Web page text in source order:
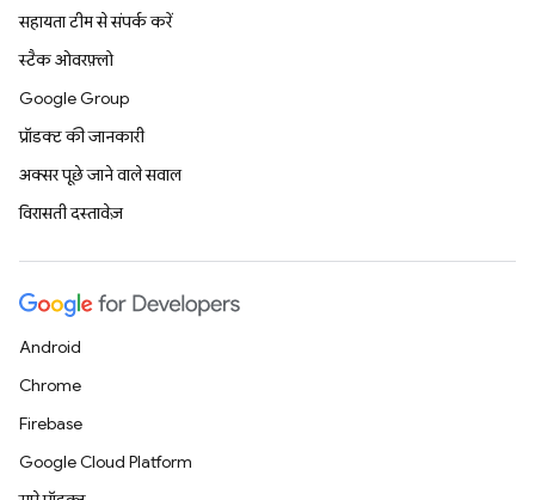
सहायता टीम से संपर्क करें
स्टैक ओवरफ़्लो
Google Group
प्रॉडक्ट की जानकारी
अक्सर पूछे जाने वाले सवाल
विरासती दस्तावेज़
Android
Chrome
Firebase
Google Cloud Platform